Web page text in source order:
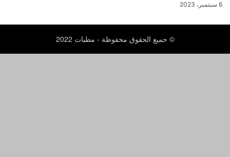
6 سبتمبر، 2023
© حميع الحقوق محفوظة - مطبات 2022